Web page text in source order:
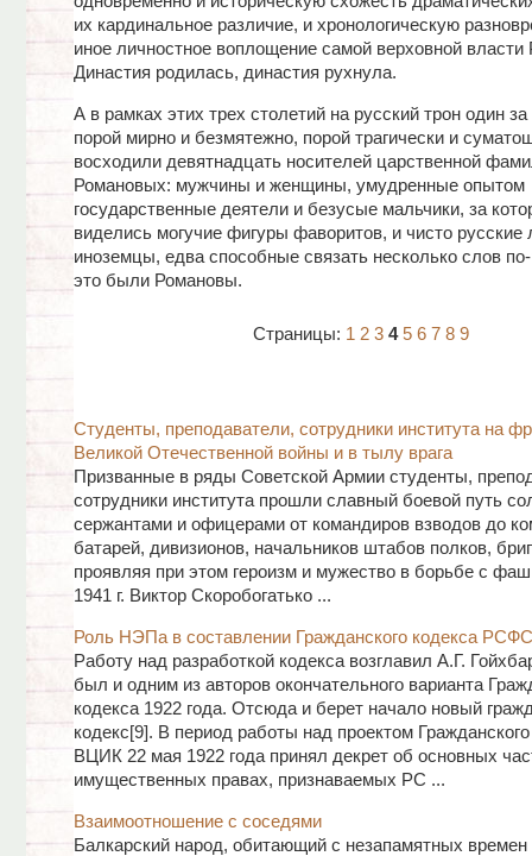
их кардинальное различие, и хронологическую
иное личностное воплощение самой верховной власти
Династия родилась, династия рухнула.
А в рамках этих трех столетий на русский трон один за
порой мирно и безмятежно, порой трагически и
восходили девятнадцать носителей царственной
Романовых: мужчины и женщины, умудренные опытом
государственные деятели и безусые мальчики, за
виделись могучие фигуры фаворитов, и чисто русские
иноземцы, едва способные связать несколько слов
это были Романовы.
Страницы: 1 2 3 4 5 6 7 8 9
Студенты, преподаватели, сотрудники института на
Великой Отечественной войны и в тылу врага
Призванные в ряды Советской Армии студенты,
сотрудники института прошли славный боевой путь
сержантами и офицерами от командиров взводов до
батарей, дивизионов, начальников штабов полков,
проявляя при этом героизм и мужество в борьбе с
1941 г. Виктор Скоробогатько ...
Роль НЭПа в составлении Гражданского кодекса
Работу над разработкой кодекса возглавил А.Г.
был и одним из авторов окончательного варианта
кодекса 1922 года. Отсюда и берет начало новый
кодекс[9]. В период работы над проектом
ВЦИК 22 мая 1922 года принял декрет об основных
имущественных правах, признаваемых РС ...
Взаимоотношение с соседями
Балкарский народ, обитающий с незапамятных времен